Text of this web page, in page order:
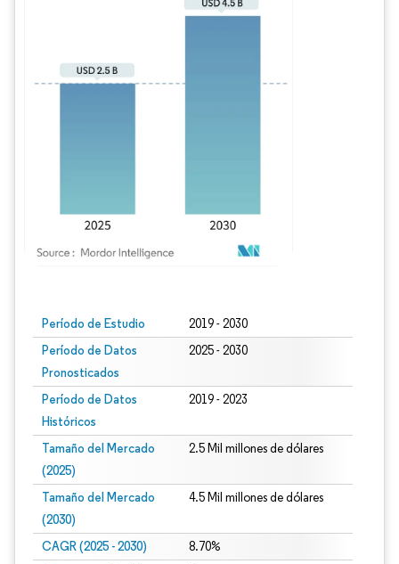
Período de Estudio 2019 - 2030
Período de Datos
Pronosticados
2025 - 2030
Período de Datos
Históricos
2019 - 2023
Tamaño del Mercado
(2025)
2.5 Mil millones de dólares
Tamaño del Mercado
(2030)
4.5 Mil millones de dólares
CAGR (2025 - 2030) 8.70%